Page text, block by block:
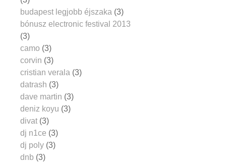
budapest legjobb éjszaka (3)
bónusz electronic festival 2013
(3)
camo (3)
corvin (3)
cristian verala (3)
datrash (3)
dave martin (3)
deniz koyu (3)
divat (3)
dj n1ce (3)
dj poly (3)
dnb (3)